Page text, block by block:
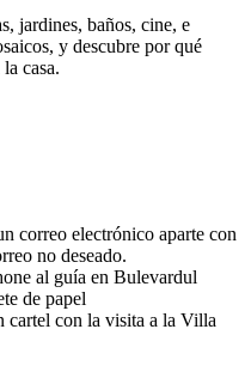
jardines, baños, cine, e
y descubre por qué
casa.
correo electrónico aparte con
no deseado.
al guía en Bulevardul
de papel
cartel con la visita a la Villa